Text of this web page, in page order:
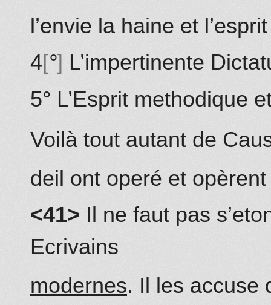
l’envie la haine et
4 ° L’impertinente
5° L’Esprit methodique
Voilà tout autant de
deil ont operé et
<41> Il ne faut pas s’eto
Ecrivains
modernes. Il les accuse